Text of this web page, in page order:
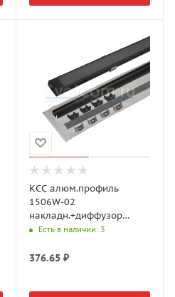
КСС алюм.профиль
1506W-02
накладн.+диффузор
плоский+4клипсы+4загл,
17.800.00.398 (GLS)
Есть в наличии: 3
376.65₽